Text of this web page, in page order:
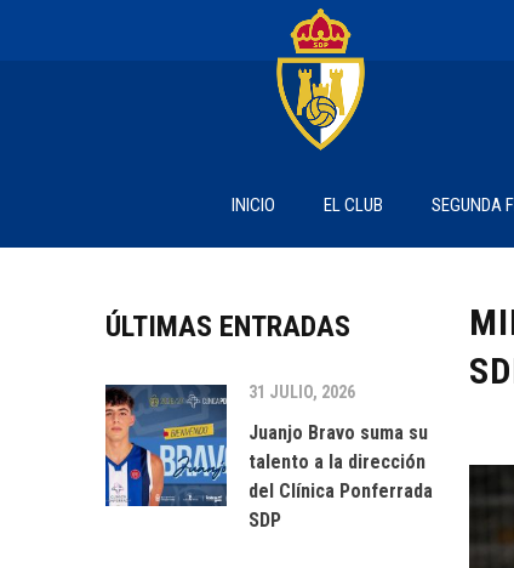
INICIO EL CLUB SEGUNDA
ÚLTIMAS ENTRADAS
31 JULIO, 2026
Juanjo Bravo suma su
talento a la dirección
del Clínica Ponferrada
SDP